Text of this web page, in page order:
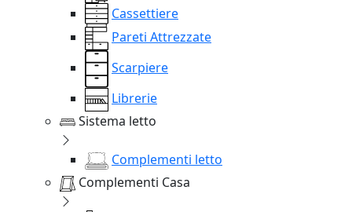
Cassettiere
Pareti Attrezzate
Scarpiere
Librerie
Sistema letto
Complementi letto
Complementi Casa